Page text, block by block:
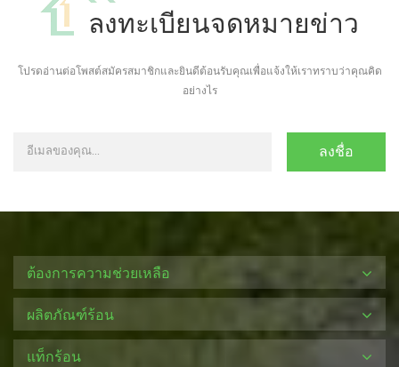
ลงทะเบียนจดหมายข่าว
โปรดอ่านต่อโพสต์สมัครสมาชิกและยินดีต้อนรับคุณเพื่อแจ้งให้เราทราบว่าคุณคิด
อย่างไร
ต้องการความช่วยเหลือ
ผลิตภัณฑ์ร้อน
แท็กร้อน